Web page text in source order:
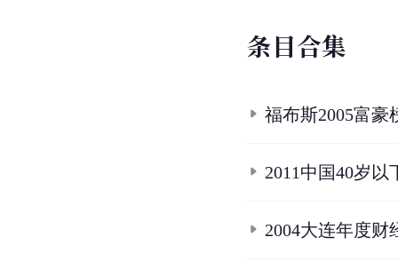
条目合集
福布斯2005富豪
2011中国40岁以
2004大连年度财